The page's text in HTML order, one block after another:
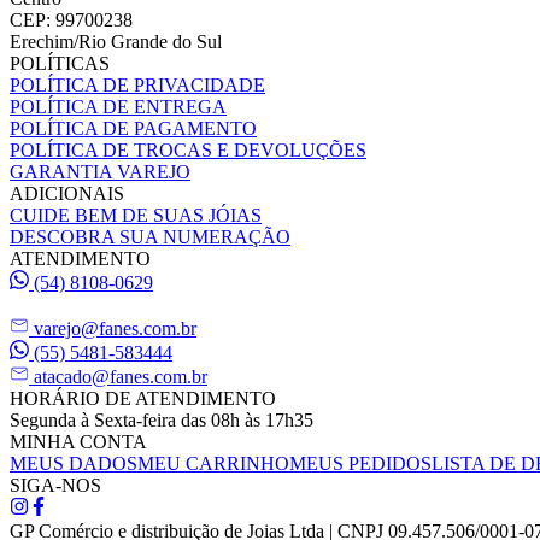
CEP: 99700238
Erechim/Rio Grande do Sul
POLÍTICAS
POLÍTICA DE PRIVACIDADE
POLÍTICA DE ENTREGA
POLÍTICA DE PAGAMENTO
POLÍTICA DE TROCAS E DEVOLUÇÕES
GARANTIA VAREJO
ADICIONAIS
CUIDE BEM DE SUAS JÓIAS
DESCOBRA SUA NUMERAÇÃO
ATENDIMENTO
(54) 8108-0629
varejo@fanes.com.br
(55) 5481-583444
atacado@fanes.com.br
HORÁRIO DE ATENDIMENTO
Segunda à Sexta-feira das 08h às 17h35
MINHA CONTA
MEUS DADOSMEU CARRINHOMEUS PEDIDOSLISTA DE
SIGA-NOS
GP Comércio e distribuição de Joias Ltda | CNPJ 09.457.506/0001-